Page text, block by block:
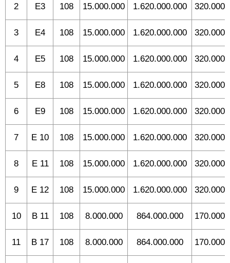
2 E3 108 15.000.000 1.620.000.000
3 E4 108 15.000.000 1.620.000.000
4 E5 108 15.000.000 1.620.000.000
5 E8 108 15.000.000 1.620.000.000
6 E9 108 15.000.000 1.620.000.000
7 E 10 108 15.000.000 1.620.000.000
8 E 11 108 15.000.000 1.620.000.000
9 E 12 108 15.000.000 1.620.000.000
10 B 11 108 8.000.000 864.000.000
11 B 17 108 8.000.000 864.000.000